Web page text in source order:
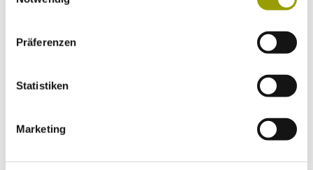
Datenverarbeitungen finden Sie auf unserer
Präferenzen
Statistiken
Marketing